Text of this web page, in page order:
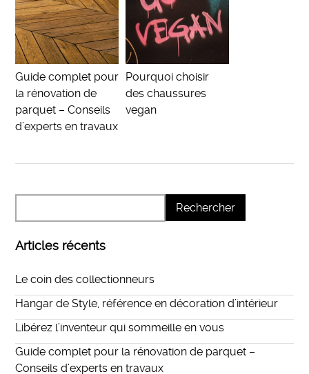
Guide complet pour
la rénovation de
parquet – Conseils
d’experts en travaux
Pourquoi choisir
des chaussures
vegan
Articles récents
Le coin des collectionneurs
Hangar de Style, référence en décoration d’intérieur
Libérez l’inventeur qui sommeille en vous
Guide complet pour la rénovation de parquet –
Conseils d’experts en travaux